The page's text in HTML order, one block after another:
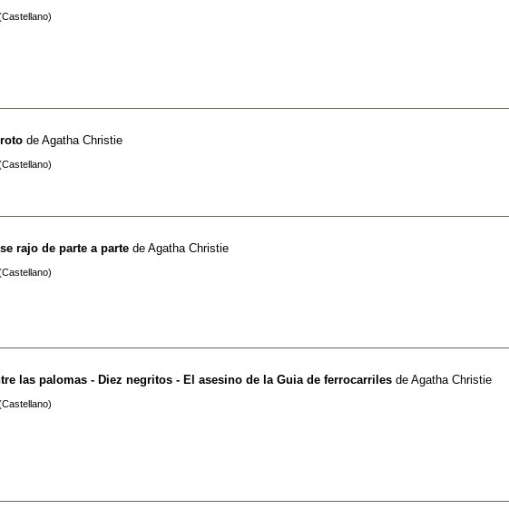
de Agatha Christie
rajo de parte a parte de Agatha Christie
las palomas - Diez negritos - El asesino de la Guia de ferrocarriles de Agatha Christie